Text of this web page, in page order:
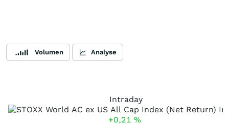
Volumen Analyse
Intraday
+0,21 %